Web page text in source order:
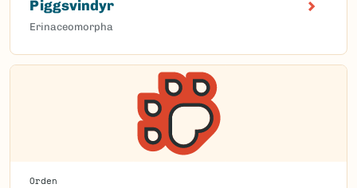
Piggsvindyr
Erinaceomorpha
Orden